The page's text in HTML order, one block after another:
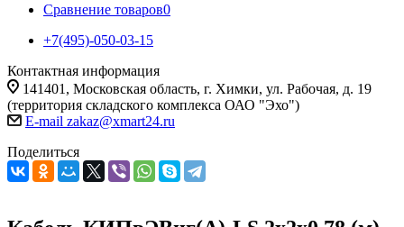
Сравнение товаров0
+7(495)-050-03-15
Контактная информация
141401, Московская область, г. Химки, ул. Рабочая, д. 19
(территория складского комплекса ОАО "Эхо")
E-mail zakaz@xmart24.ru
Поделиться